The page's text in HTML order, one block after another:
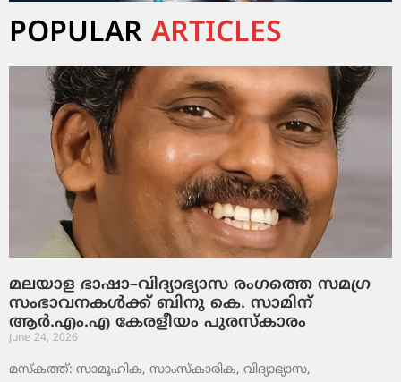
POPULAR ARTICLES
മലയാള ഭാഷാ–വിദ്യാഭ്യാസ രംഗത്തെ സമഗ്ര
സംഭാവനകൾക്ക് ബിനു കെ. സാമിന്
ആർ.എം.എ കേരളീയം പുരസ്‌കാരം
June 24, 2026
മസ്കത്ത്: സാമൂഹിക, സാംസ്‌കാരിക, വിദ്യാഭ്യാസ,